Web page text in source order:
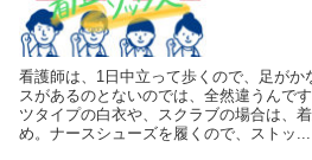
看護師は、1日中立って歩くので、足がか
スがあるのとないのでは、全然違うんで
ツタイプの白衣や、スクラブの場合は、
め。ナースシューズを履くので、ストッ...